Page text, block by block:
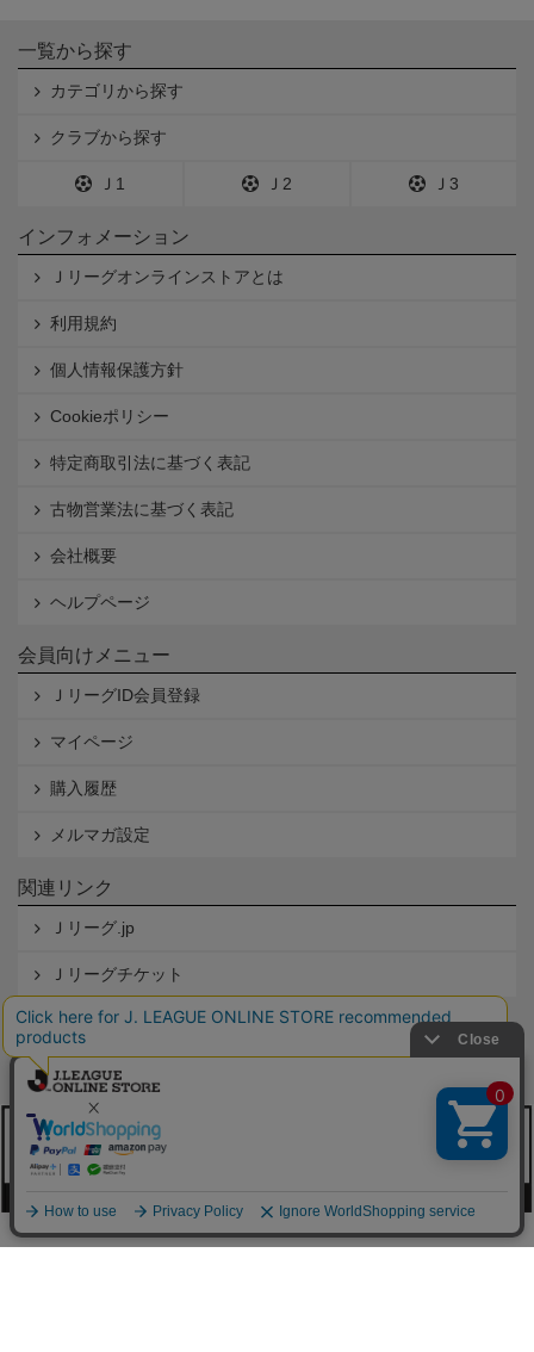
一覧から探す
カテゴリから探す
クラブから探す
Ｊ1 Ｊ2 Ｊ3
インフォメーション
Ｊリーグオンラインストアとは
利用規約
個人情報保護方針
Cookieポリシー
特定商取引法に基づく表記
古物営業法に基づく表記
会社概要
ヘルプページ
会員向けメニュー
ＪリーグID会員登録
マイページ
購入履歴
メルマガ設定
関連リンク
Ｊリーグ.jp
Ｊリーグチケット